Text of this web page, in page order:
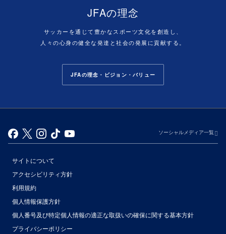
JFAの理念
サッカーを通じて豊かなスポーツ文化を創造し、
人々の心身の健全な発達と社会の発展に貢献する。
JFAの理念・ビジョン・バリュー
ソーシャルメディア一覧
サイトについて
アクセシビリティ方針
利用規約
個人情報保護方針
個人番号及び特定個人情報の適正な取扱いの確保に関する基本方針
プライバシーポリシー